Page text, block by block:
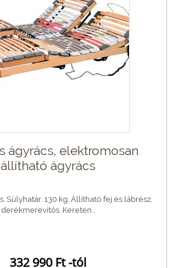
ágyrács, elektromosan
állítható ágyrács
Súlyhatár: 130 kg. Állítható fej és lábrész,
derékmerevítős. Kereten...
332 990 Ft -tól